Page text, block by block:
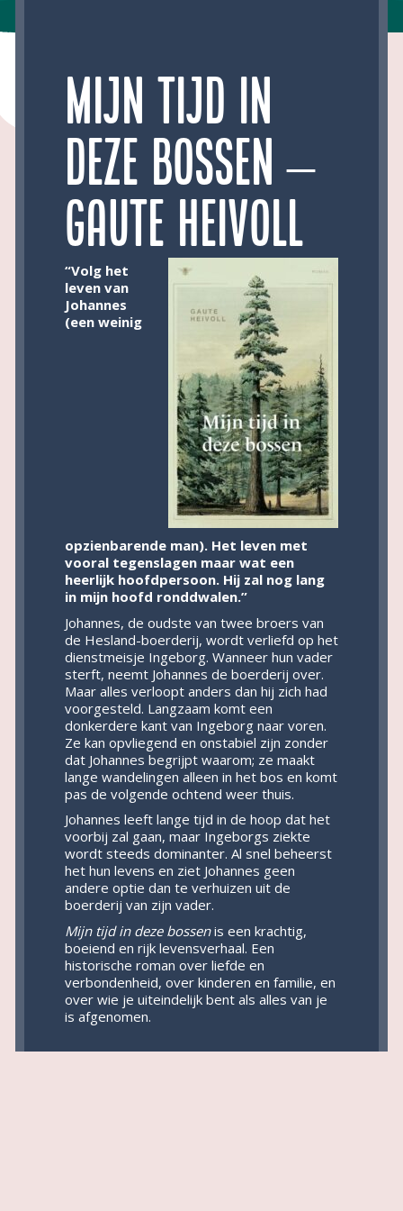
Mijn tijd in
deze bossen –
Gaute Heivoll
“Volg het
leven van
Johannes
(een weinig
opzienbarende man). Het leven met
vooral tegenslagen maar wat een
heerlijk hoofdpersoon. Hij zal nog lang
in mijn hoofd ronddwalen.”
Johannes, de oudste van twee broers van
de Hesland-boerderij, wordt verliefd op het
dienstmeisje Ingeborg. Wanneer hun vader
sterft, neemt Johannes de boerderij over.
Maar alles verloopt anders dan hij zich had
voorgesteld. Langzaam komt een
donkerdere kant van Ingeborg naar voren.
Ze kan opvliegend en onstabiel zijn zonder
dat Johannes begrijpt waarom; ze maakt
lange wandelingen alleen in het bos en komt
pas de volgende ochtend weer thuis.
Johannes leeft lange tijd in de hoop dat het
voorbij zal gaan, maar Ingeborgs ziekte
wordt steeds dominanter. Al snel beheerst
het hun levens en ziet Johannes geen
andere optie dan te verhuizen uit de
boerderij van zijn vader.
Mijn tijd in deze bossenis een krachtig,
boeiend en rijk levensverhaal. Een
historische roman over liefde en
verbondenheid, over kinderen en familie, en
over wie je uiteindelijk bent als alles van je
is afgenomen.